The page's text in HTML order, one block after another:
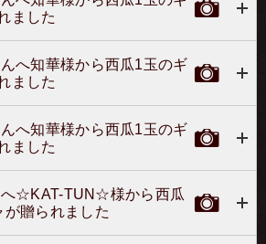
ました
へ知華様から西瓜1玉のギ
ました
へ知華様から西瓜1玉のギ
ました
へ☆KAT-TUN☆様から西瓜
贈られました